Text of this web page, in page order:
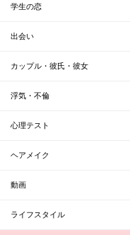
学生の恋
出会い
カップル・彼氏・彼女
浮気・不倫
心理テスト
ヘアメイク
動画
ライフスタイル